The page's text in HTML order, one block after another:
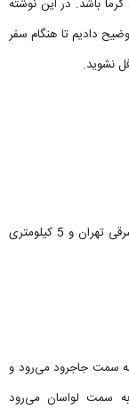
باشد. در این نوشته
دادیم تا هنگام سفر
نشوید.
سد لتیان در جنوب شهر لواسان، 35 کیلومتری شمال شرقی تهران و 5 کیلومتری
به سمت جاجرود می‌رود و
سمت لواسان می‌رود